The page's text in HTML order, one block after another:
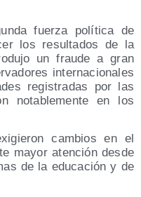
fuer­za polí­ti­ca de
los resul­ta­dos de la
un frau­de a gran
inter­na­cio­na­les
regis­tra­das por las
nota­ble­men­te en los
cam­bios en el
mayor aten­ción des­de
de la edu­ca­ción y de